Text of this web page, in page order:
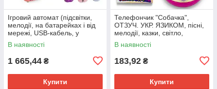
Ігровий автомат (підсвітки,
мелодії, на батарейках і від
мережі, USB-кабель, у
коробці)
В наявності
1 665,44 ₴
Купити
Телефончик "Собачка",
ОТЗУЧ. УКР. ЯЗИКОМ, пісні,
мелодії, казки, світло,
скоромовки, колісні, загадки,
у коробці (рожевий)
В наявності
183,92 ₴
Купити